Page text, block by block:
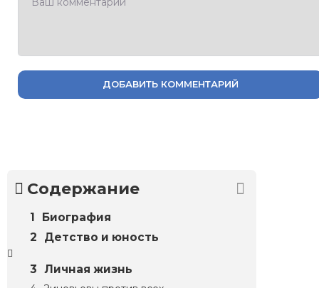
ДОБАВИТЬ КОММЕНТАРИЙ
Содержание
Биография
Детство и юность
Личная жизнь